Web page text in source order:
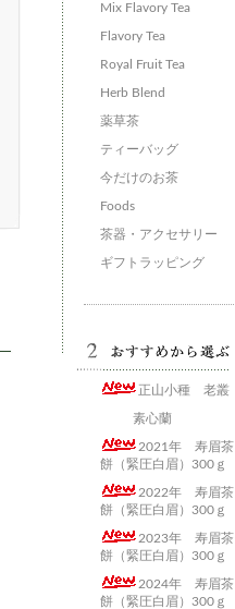
Mix Flavory Tea
Flavory Tea
Royal Fruit Tea
Herb Blend
薬草茶
ティーバッグ
今だけのお茶
Foods
茶器・アクセサリー
ギフトラッピング
正山小種 老叢
素心蘭
2021年 寿眉茶
餅（緊圧白眉）300ｇ
2022年 寿眉茶
餅（緊圧白眉）300ｇ
2023年 寿眉茶
餅（緊圧白眉）300ｇ
2024年 寿眉茶
餅（緊圧白眉）300ｇ